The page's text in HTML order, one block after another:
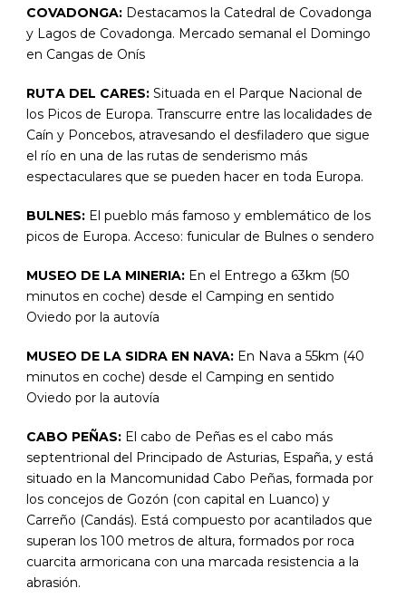
COVADONGA: Destacamos la Catedral de Covadonga
y Lagos de Covadonga. Mercado semanal el Domingo
en Cangas de Onís
RUTA DEL CARES: Situada en el Parque Nacional de
los Picos de Europa. Transcurre entre las localidades de
Caín y Poncebos, atravesando el desfiladero que sigue
el río en una de las rutas de senderismo más
espectaculares que se pueden hacer en toda Europa.
BULNES: El pueblo más famoso y emblemático de los
picos de Europa. Acceso: funicular de Bulnes o sendero
MUSEO DE LA MINERIA: En el Entrego a 63km (50
minutos en coche) desde el Camping en sentido
Oviedo por la autovía
MUSEO DE LA SIDRA EN NAVA: En Nava a 55km (40
minutos en coche) desde el Camping en sentido
Oviedo por la autovía
CABO PEÑAS: El cabo de Peñas es el cabo más
septentrional del Principado de Asturias, España, y está
situado en la Mancomunidad Cabo Peñas, formada por
los concejos de Gozón (con capital en Luanco) y
Carreño (Candás). Está compuesto por acantilados que
superan los 100 metros de altura, formados por roca
cuarcita armoricana con una marcada resistencia a la
abrasión.